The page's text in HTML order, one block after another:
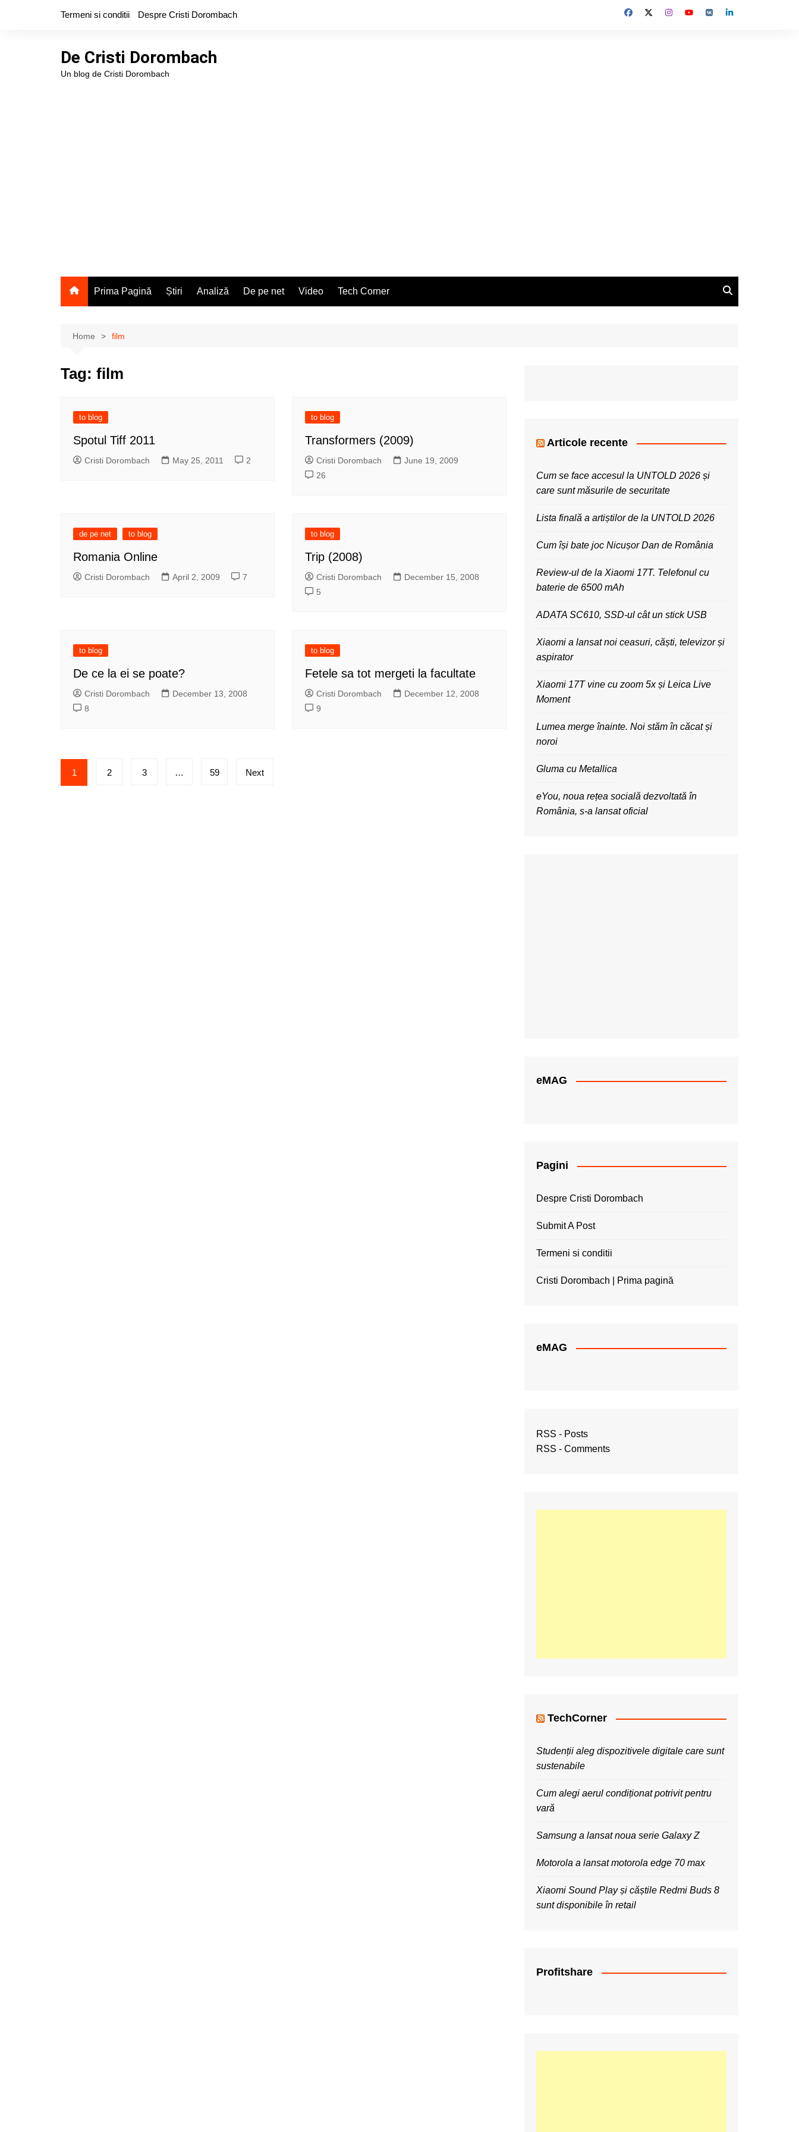
Termeni si conditii Despre Cristi Dorombach
De Cristi Dorombach
Un blog de Cristi Dorombach
Prima Pagină Știri Analiză De pe net Video Tech Corner
Home film
Tag: film
to blog
Spotul Tiff 2011
Cristi Dorombach May 25, 2011 2
to blog
Transformers (2009)
Cristi Dorombach
June 19, 2009
26
de pe net to blog
Romania Online
Cristi Dorombach April 2, 2009 7
to blog
Trip (2008)
Cristi Dorombach
December 15, 2008
5
to blog
De ce la ei se poate?
Cristi Dorombach
December 13, 2008
8
to blog
Fetele sa tot mergeti la facultate
Cristi Dorombach
December 12, 2008
9
Posts
pagination
1 2 3 … 59 Next
Articole recente
Cum se face accesul la UNTOLD 2026 și
care sunt măsurile de securitate
Lista finală a artiștilor de la UNTOLD 2026
Cum își bate joc Nicușor Dan de România
Review-ul de la Xiaomi 17T. Telefonul cu
baterie de 6500 mAh
ADATA SC610, SSD-ul cât un stick USB
Xiaomi a lansat noi ceasuri, căști, televizor și
aspirator
Xiaomi 17T vine cu zoom 5x și Leica Live
Moment
Lumea merge înainte. Noi stăm în căcat și
noroi
Gluma cu Metallica
eYou, noua rețea socială dezvoltată în
România, s-a lansat oficial
eMAG
Pagini
Despre Cristi Dorombach
Submit A Post
Termeni si conditii
Cristi Dorombach | Prima pagină
eMAG
RSS - Posts
RSS - Comments
TechCorner
Studenții aleg dispozitivele digitale care sunt
sustenabile
Cum alegi aerul condiționat potrivit pentru
vară
Samsung a lansat noua serie Galaxy Z
Motorola a lansat motorola edge 70 max
Xiaomi Sound Play și căștile Redmi Buds 8
sunt disponibile în retail
Profitshare